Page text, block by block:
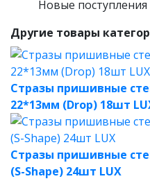
Новые поступления
Другие товары
Стразы пришивные
22*13мм (Drop) 18шт
Стразы пришивные
(S-Shape) 24шт LUX